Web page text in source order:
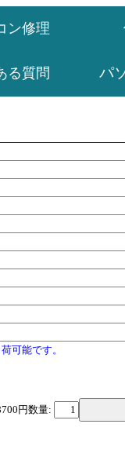
ン修理
る質問 パ
可能です。
円数量: